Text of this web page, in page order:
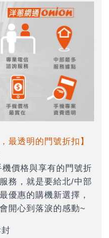
最透明的門號折扣】
價格與享有的門號折
務，就是要給北/中部
優惠的購機新選擇，
開心到落淚的感動~